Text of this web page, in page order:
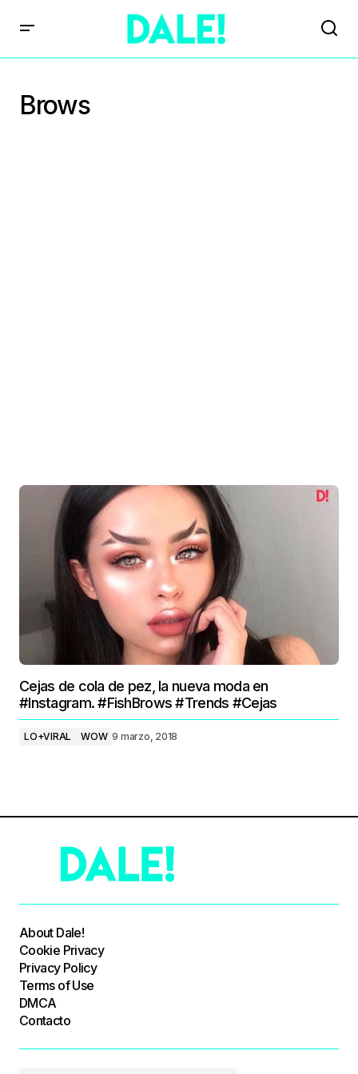
Brows
Cejas de cola de pez, la nueva moda en
#Instagram. #FishBrows #Trends #Cejas
LO+VIRAL WOW 9 marzo, 2018
About Dale!
Cookie Privacy
Privacy Policy
Terms of Use
DMCA
Contacto